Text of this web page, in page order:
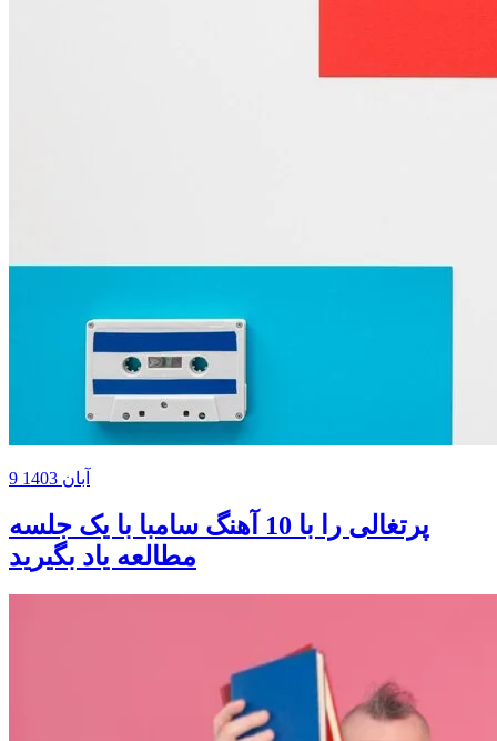
9 آبان 1403
پرتغالی را با 10 آهنگ سامبا با یک جلسه
مطالعه یاد بگیرید